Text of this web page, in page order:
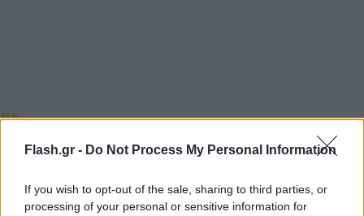
Flash.gr - Do Not Process My Personal Information
If you wish to opt-out of the sale, sharing to third parties, or
processing of your personal or sensitive information for
FLASH FOCUS